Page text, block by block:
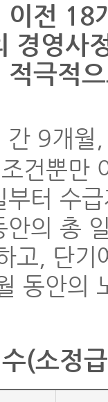
이전 18
경영사
극적
간 9개
건뿐만
터 수
안의 총
고, 단
동안의
(소정